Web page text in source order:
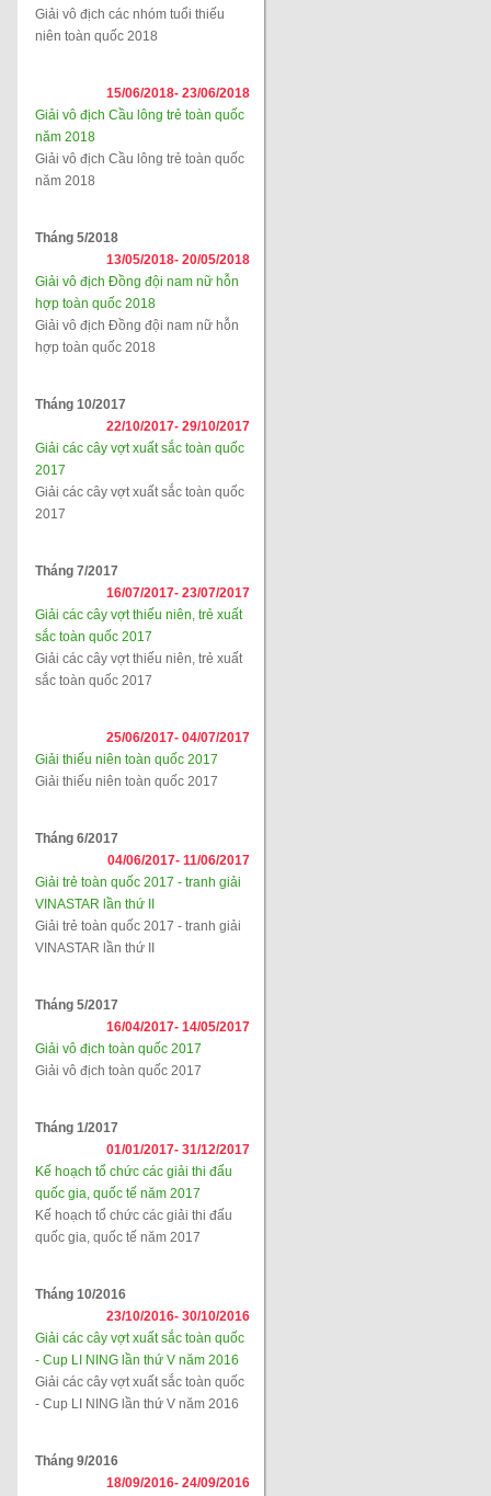
Giải vô địch các nhóm tuổi thiếu
niên toàn quốc 2018
15/06/2018- 23/06/2018
Giải vô địch Cầu lông trẻ toàn quốc
năm 2018
Giải vô địch Cầu lông trẻ toàn quốc
năm 2018
Tháng 5/2018
13/05/2018- 20/05/2018
Giải vô địch Đồng đội nam nữ hỗn
hợp toàn quốc 2018
Giải vô địch Đồng đội nam nữ hỗn
hợp toàn quốc 2018
Tháng 10/2017
22/10/2017- 29/10/2017
Giải các cây vợt xuất sắc toàn quốc
2017
Giải các cây vợt xuất sắc toàn quốc
2017
Tháng 7/2017
16/07/2017- 23/07/2017
Giải các cây vợt thiếu niên, trẻ xuất
sắc toàn quốc 2017
Giải các cây vợt thiếu niên, trẻ xuất
sắc toàn quốc 2017
25/06/2017- 04/07/2017
Giải thiếu niên toàn quốc 2017
Giải thiếu niên toàn quốc 2017
Tháng 6/2017
04/06/2017- 11/06/2017
Giải trẻ toàn quốc 2017 - tranh giải
VINASTAR lần thứ II
Giải trẻ toàn quốc 2017 - tranh giải
VINASTAR lần thứ II
Tháng 5/2017
16/04/2017- 14/05/2017
Giải vô địch toàn quốc 2017
Giải vô địch toàn quốc 2017
Tháng 1/2017
01/01/2017- 31/12/2017
Kế hoạch tổ chức các giải thi đấu
quốc gia, quốc tế năm 2017
Kế hoạch tổ chức các giải thi đấu
quốc gia, quốc tế năm 2017
Tháng 10/2016
23/10/2016- 30/10/2016
Giải các cây vợt xuất sắc toàn quốc
- Cup LI NING lần thứ V năm 2016
Giải các cây vợt xuất sắc toàn quốc
- Cup LI NING lần thứ V năm 2016
Tháng 9/2016
18/09/2016- 24/09/2016